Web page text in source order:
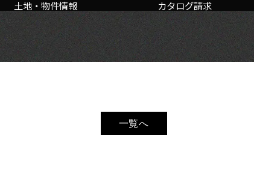
土地・物件情報 カタログ請求
一覧へ